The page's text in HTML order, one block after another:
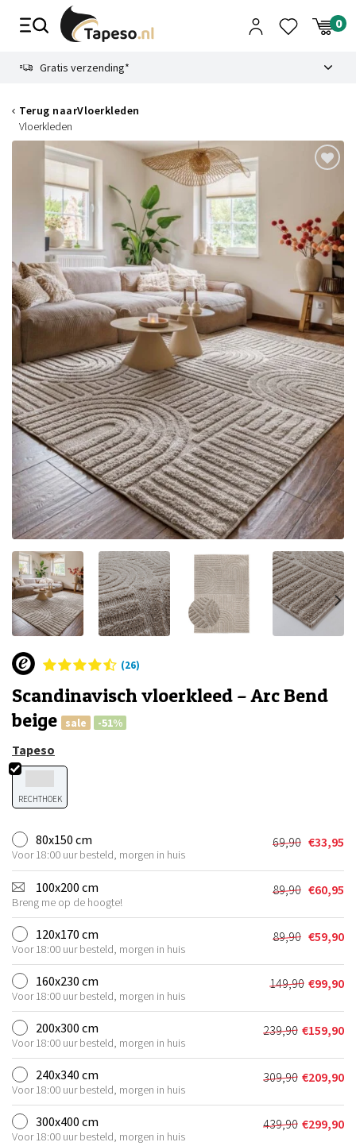
Gratis verzending*
Terug naarVloerkleden
Vloerkleden
(26)
Scandinavisch vloerkleed – Arc Bend
beige
sale -51%
Tapeso
RECHTHOEK
80x150 cm
Voor 18:00 uur besteld, morgen in huis
69,90
prijs
was:
€69,90.
€33,95
Huidige
prijs
is:
€33,95.
100x200 cm
Breng me op de hoogte!
89,90
prijs
was:
€89,90.
€60,95
Huidige
prijs
is:
€60,95.
120x170 cm
Voor 18:00 uur besteld, morgen in huis
89,90
prijs
was:
€89,90.
€59,90
Huidige
prijs
is:
€59,90.
160x230 cm
Voor 18:00 uur besteld, morgen in huis
149,90
prijs
was:
€149,90.
€99,90
Huidige
prijs
is:
€99,90.
200x300 cm
Voor 18:00 uur besteld, morgen in huis
239,90
prijs
was:
€239,90.
€159,90
Huidige
prijs
is:
€159,90.
240x340 cm
Voor 18:00 uur besteld, morgen in huis
309,90
prijs
was:
€309,90.
€209,90
Huidige
prijs
is:
€209,90.
300x400 cm
Voor 18:00 uur besteld, morgen in huis
439,90 €299,90
Huidige